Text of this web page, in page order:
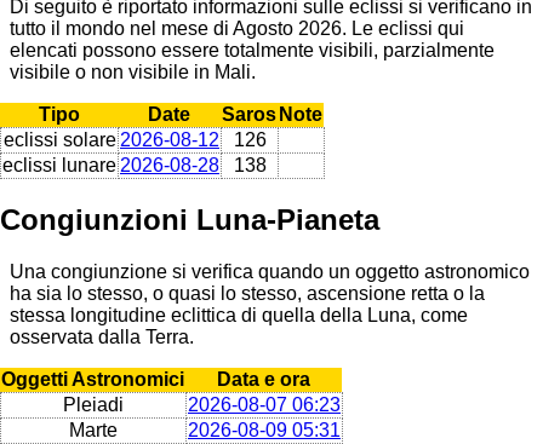
Di seguito è riportato informazioni sulle eclissi si verificano in
tutto il mondo nel mese di Agosto 2026. Le eclissi qui
elencati possono essere totalmente visibili, parzialmente
visibile o non visibile in Mali.
Tipo Date Saros Note
eclissi solare 2026-08-12
126
eclissi lunare 2026-08-28 138
Congiunzioni Luna-Pianeta
Una congiunzione si verifica quando un oggetto astronomico
ha sia lo stesso, o quasi lo stesso, ascensione retta o la
stessa longitudine eclittica di quella della Luna, come
osservata dalla Terra.
Oggetti Astronomici
Data e ora
Pleiadi
2026-08-07 06:23
Marte
2026-08-09 05:31